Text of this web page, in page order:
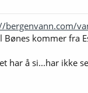
bergenvann.com/
Bønes kommer fra
har å si...har ikke